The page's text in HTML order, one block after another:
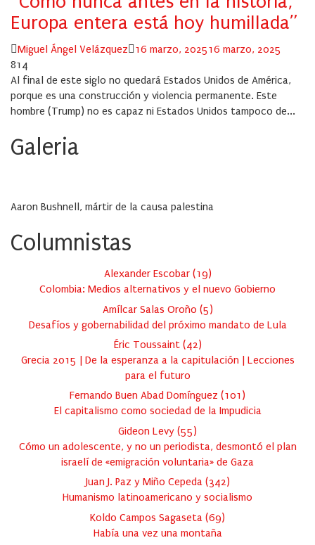
Europa entera está hoy humillada”
Author
Miguel Ángel Velázquez
Posted
16 marzo, 202516 marzo, 2025
814
Al final de este siglo no quedará Estados Unidos de América,
porque es una construcción y violencia permanente. Este
hombre (Trump) no es capaz ni Estados Unidos tampoco de...
Galeria
Aaron Bushnell, mártir de la causa palestina
Columnistas
Alexander Escobar (19)
Colombia: Medios alternativos y el nuevo Gobierno
Amílcar Salas Oroño (5)
Desafíos y gobernabilidad del próximo mandato de Lula
Éric Toussaint (42)
Grecia 2015 | De la esperanza a la capitulación | Lecciones
para el futuro
Fernando Buen Abad Domínguez (101 )
El capitalismo como sociedad de la Impudicia
Gideon Levy (55)
Cómo un adolescente, y no un periodista, desmontó el plan
israelí de «emigración voluntaria» de Gaza
Juan J. Paz y Miño Cepeda (342)
Humanismo latinoamericano y socialismo
Koldo Campos Sagaseta (69)
Había una vez una montaña